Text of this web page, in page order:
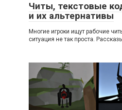
Читы, текстовые
и их альтернативы
Многие игроки ищут рабочие
ситуация не так проста.